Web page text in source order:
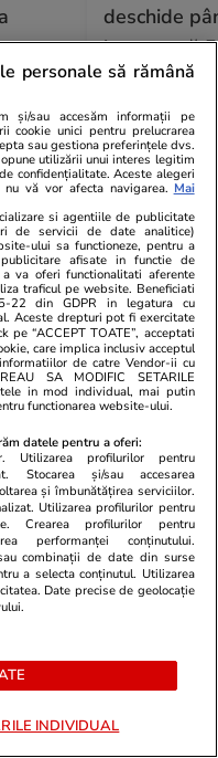
deschide
bere costă
01 aug.
15 iul.
personale să rămână
și/sau accesăm informații pe
cookie unici pentru prelucrarea
sau gestiona preferințele dvs.
utilizării unui interes legitim
confidențialitate. Aceste alegeri
vă vor afecta navigarea. Mai
si agentiile de publicitate
de servicii de date analitice)
ului sa functioneze, pentru a
afisate in functie de
va oferi functionalitati aferente
traficul pe website. Beneficiati
22 din GDPR in legatura cu
Aceste drepturi pot fi exercitate
pe “ACCEPT TOATE”, acceptati
care implica inclusiv acceptul
de catre Vendor-ii cu
SA MODIFIC SETARILE
in mod individual, mai putin
functionarea website-ului.
datele pentru a oferi:
Utilizarea profilurilor pentru
Stocarea și/sau accesarea
și îmbunătățirea serviciilor.
Utilizarea profilurilor pentru
Crearea profilurilor pentru
performanței conținutului.
combinații de date din surse
a selecta conținutul. Utilizarea
Date precise de geolocație
INDIVIDUAL